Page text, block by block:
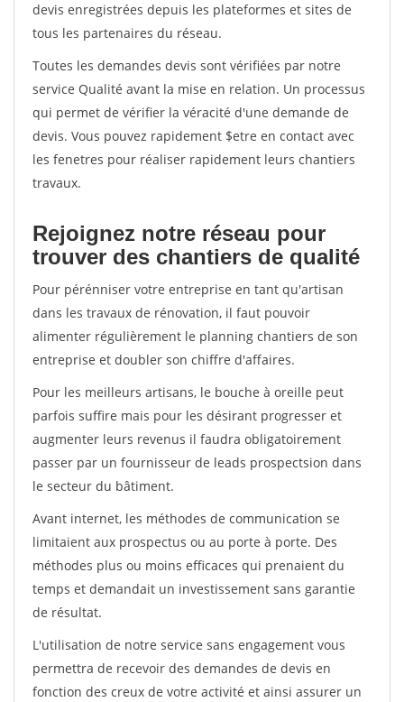
devis enregistrées depuis les plateformes et sites de
tous les partenaires du réseau.
Toutes les demandes devis sont vérifiées par notre
service Qualité avant la mise en relation. Un processus
qui permet de vérifier la véracité d'une demande de
devis. Vous pouvez rapidement $etre en contact avec
les fenetres pour réaliser rapidement leurs chantiers
travaux.
Rejoignez notre réseau pour
trouver des chantiers de qualité
Pour pérénniser votre entreprise en tant qu'artisan
dans les travaux de rénovation, il faut pouvoir
alimenter régulièrement le planning chantiers de son
entreprise et doubler son chiffre d'affaires.
Pour les meilleurs artisans, le bouche à oreille peut
parfois suffire mais pour les désirant progresser et
augmenter leurs revenus il faudra obligatoirement
passer par un fournisseur de leads prospectsion dans
le secteur du bâtiment.
Avant internet, les méthodes de communication se
limitaient aux prospectus ou au porte à porte. Des
méthodes plus ou moins efficaces qui prenaient du
temps et demandait un investissement sans garantie
de résultat.
L'utilisation de notre service sans engagement vous
permettra de recevoir des demandes de devis en
fonction des creux de votre activité et ainsi assurer un